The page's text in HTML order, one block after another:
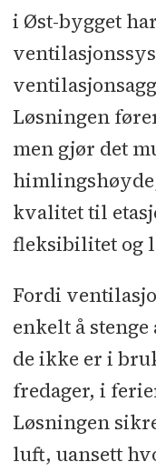
i Øst-bygget
Løsningen
men gjør det
kvalitet til
fleksibilitet og
Fordi
enkelt å
de ikke er i
fredager, i
Løsningen
luft, uansett